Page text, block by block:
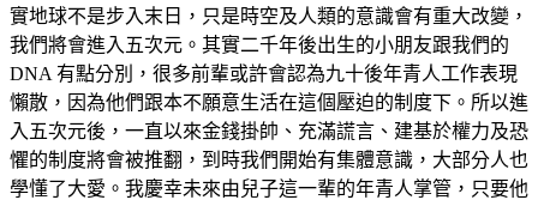
實地球不是步入末日，只是時空及人類的意識會有重大改變，
我們將會進入五次元。其實二千年後出生的小朋友跟我們的
DNA 有點分別，很多前輩或許會認為九十後年青人工作表現
懶散，因為他們跟本不願意生活在這個壓迫的制度下。所以進
入五次元後，一直以來金錢掛帥、充滿謊言、建基於權力及恐
懼的制度將會被推翻，到時我們開始有集體意識，大部分人也
學懂了大愛。我慶幸未來由兒子這一輩的年青人掌管，只要他